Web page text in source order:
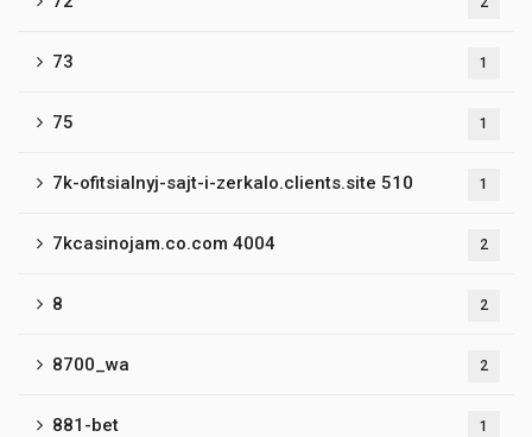
73 1
75 1
7k-ofitsialnyj-sajt-i-zerkalo.clients.site 510 1
7kcasinojam.co.com 4004 2
8 2
8700_wa 2
881-bet 1